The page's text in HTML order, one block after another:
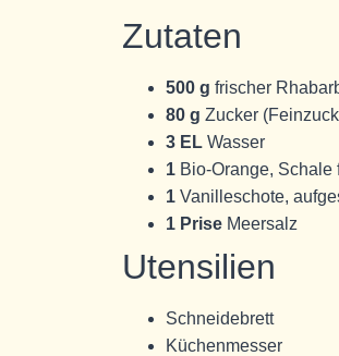
Zutaten
500 g frischer
80 g Zucker
3 EL Wasser
1 Bio-Orange,
1 Vanilleschote,
1 Prise Meersalz
Utensilien
Schneidebrett
Küchenmes­ser